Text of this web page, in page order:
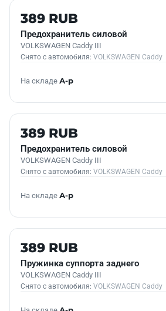
Б/У В НАЛИЧИИ
389 RUB
Предохранитель силовой
VOLKSWAGEN Caddy III
Снято с автомобиля: VOLKSWAGEN Caddy
На складе А-р
Б/У В НАЛИЧИИ
389 RUB
Предохранитель силовой
VOLKSWAGEN Caddy III
Снято с автомобиля: VOLKSWAGEN Caddy
На складе А-р
Б/У В НАЛИЧИИ
389 RUB
Пружинка суппорта заднего
VOLKSWAGEN Caddy III
Снято с автомобиля: VOLKSWAGEN Caddy